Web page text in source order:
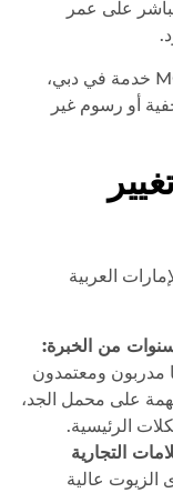
على عمر
خدمة في دبي،
خفية أو رسوم غير
العربية
مدربون ومعتمدون
على محمل الجد،
الرئيسية.
التجارية
عالية